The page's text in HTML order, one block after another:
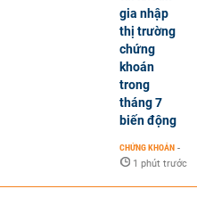
gia nhập
thị trường
chứng
khoán
trong
tháng 7
biến động
CHỨNG KHOÁN -
1 phút trước